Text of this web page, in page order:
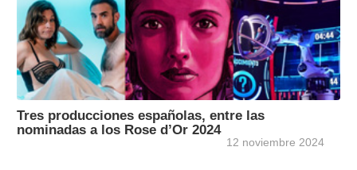
Tres producciones españolas, entre las
nominadas a los Rose d’Or 2024
12 noviembre 2024